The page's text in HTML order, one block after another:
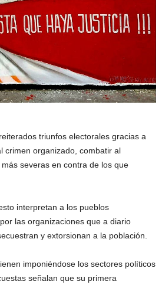
triunfos electorales gracias a
crimen organizado, combatir al
severas en contra de los que
interpretan a los pueblos
las organizaciones que a diario
y extorsionan a la población.
imponiéndose los sectores políticos
señalan que su primera